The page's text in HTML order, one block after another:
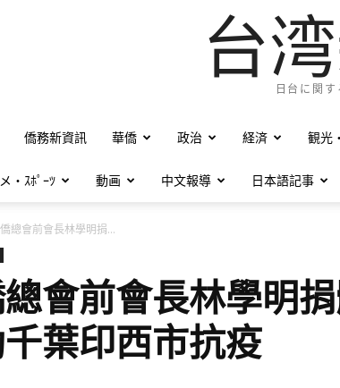
台
日台に関す
僑務新資訊 華僑 政治 経済 観光
・ｽﾎﾟｰﾂ 動画 中文報導 日本語記事
總會前會長林學明捐...
會前會長林學明
葉印西市抗疫